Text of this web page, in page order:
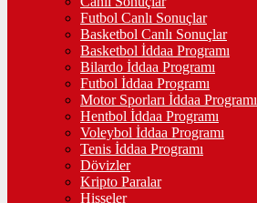
Futbol Canlı Sonuçlar
Basketbol Canlı Sonuçlar
Basketbol İddaa Programı
Bilardo İddaa Programı
Futbol İddaa Programı
Motor Sporları İddaa Programı
Hentbol İddaa Programı
Voleybol İddaa Programı
Tenis İddaa Programı
Dövizler
Kripto Paralar
Hisseler